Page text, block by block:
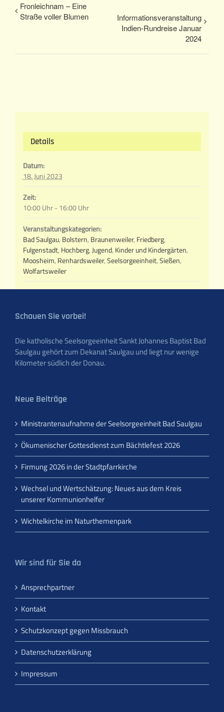
Fronleichnam – Eine
Straße voller Blumen
Informationsveranstaltung
Indien-Rundreise Januar
2024
Details
Datum:
18. Juni 2023
Zeit:
10:00 Uhr - 16:00 Uhr
Veranstaltungskategorien:
Bad Saulgau, Bolstern, Braunenweiler, Friedberg,
Fulgenstadt, Hochberg, Jugend, Kinder und Kindergärten,
Moosheim, Renhardsweiler,Seelsorgeeinheit,Sießen,
Wolfartsweiler
Schauen Sie vorbei!
Die katholische Seelsorgeeinheit Sankt Johannes Baptist Bad
Saulgau gehört zum Dekanat Saulgau und liegt nur wenige
Kilometer südlich der Donau.
Neue Beiträge
Ministrantenaufnahme der Seelsorgeeinheit Bad Saulgau
Ökumenischer Gottesdienst zum Bächtlefest 2026
Firmung 2026 in der Stadtpfarrkirche
Wechsel und Wertschätzung: Neues aus dem Kreis
unserer Kommunionhelfer
Wichtelkirche im Naturthemenpark
Wir sind für Sie da
Ansprechpartner
Kontakt
Schutzkonzept gegen Missbrauch
Datenschutzerklärung
Impressum